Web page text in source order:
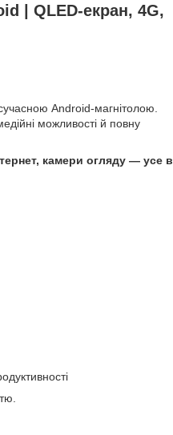
| QLED-екран, 4G,
Android-магнітолою.
можливості й повну
камери огляду — усе в